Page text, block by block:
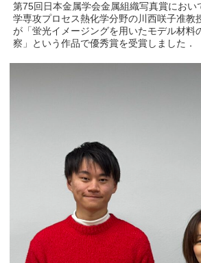
第75回日本金属学会金属組織写真賞におい
学専攻プロセス熱化学分野の川西咲子准教
が「蛍光イメージングを用いたモデル材料
察」という作品で優秀賞を受賞しました．